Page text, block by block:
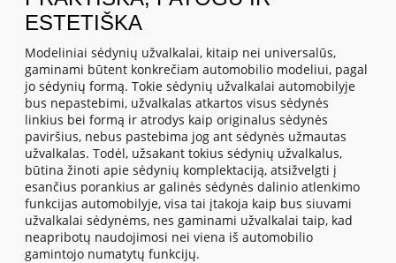
ESTETIŠKA
Modeliniai sėdynių užvalkalai, kitaip nei universalūs,
gaminami būtent konkrečiam automobilio modeliui, pagal
jo sėdynių formą. Tokie sėdynių užvalkalai automobilyje
bus nepastebimi, užvalkalas atkartos visus sėdynės
linkius bei formą ir atrodys kaip originalus sėdynės
paviršius, nebus pastebima jog ant sėdynės užmautas
užvalkalas. Todėl, užsakant tokius sėdynių užvalkalus,
būtina žinoti apie sėdynių komplektaciją, atsižvelgti į
esančius porankius ar galinės sėdynės dalinio atlenkimo
funkcijas automobilyje, visa tai įtakoja kaip bus siuvami
užvalkalai sėdynėms, nes gaminami užvalkalai taip, kad
neapribotų naudojimosi nei viena iš automobilio
gamintojo numatytų funkcijų.